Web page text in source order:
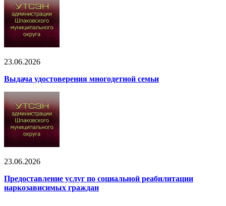
23.06.2026
Выдача удостоверения многодетной семьи
23.06.2026
Предоставление услуг по социальной реабилитации
наркозависимых граждан